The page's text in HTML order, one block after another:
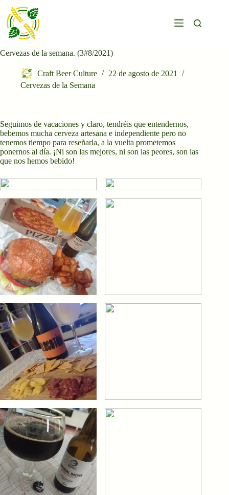
contenido
Cervezas de la semana. (3#8/2021)
Craft Beer Culture
22 de agosto de 2021
Cervezas de la Semana
Seguimos de vacaciones y claro, tendréis que entendernos,
bebemos mucha cerveza artesana e independiente pero no
tenemos tiempo para reseñarla, a la vuelta prometemos
ponernos al día. ¡Ni son las mejores, ni son las peores, son las
que nos hemos bebido!